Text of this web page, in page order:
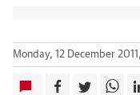
Monday, 12 December